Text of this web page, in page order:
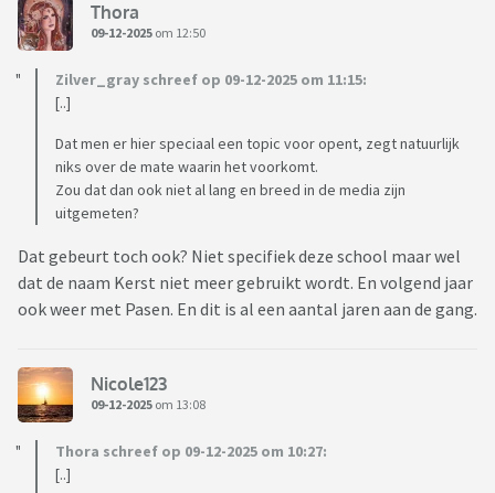
Thora
09-12-2025 om 12:50
Zilver_gray schreef op 09-12-2025 om 11:15:
[..]
Dat men er hier speciaal een topic voor opent, zegt natuurlijk
niks over de mate waarin het voorkomt.
Zou dat dan ook niet al lang en breed in de media zijn
uitgemeten?
Dat gebeurt toch ook? Niet specifiek deze school maar wel
dat de naam Kerst niet meer gebruikt wordt. En volgend jaar
ook weer met Pasen. En dit is al een aantal jaren aan de gang.
Nicole123
09-12-2025 om 13:08
Thora schreef op 09-12-2025 om 10:27:
[..]